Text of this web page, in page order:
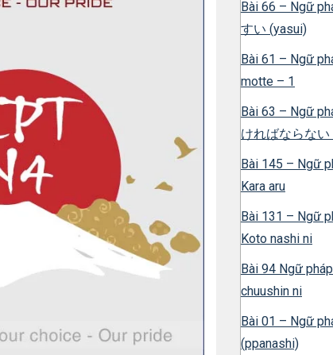
Bài 66 – Ngữ
すい (yasui)
Bài 61 – Ngữ
motte – 1
Bài 63 – Ngữ
ければならない
Bài 145 – Ngữ
Kara aru
Bài 131 – Ngữ
Koto nashi ni
Bài 94 Ngữ
chuushin ni
Bài 01 – Ngữ
(ppanashi)